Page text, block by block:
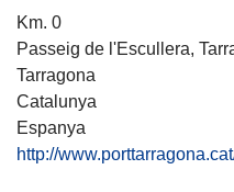
Km. 0
Passeig de l'Escullera,
Tarragona
Catalunya
Espanya
http://